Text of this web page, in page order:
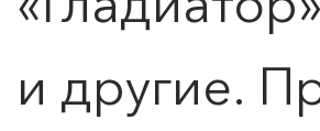
и другие.